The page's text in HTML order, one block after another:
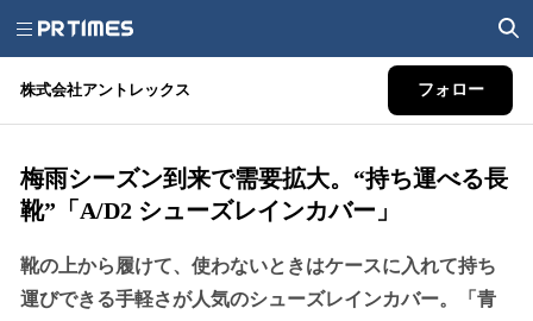
株式会社アントレックス フォロー
梅雨シーズン到来で需要拡大。“持ち運べる長
靴”「A/D2 シューズレインカバー」
靴の上から履けて、使わないときはケースに入れて持ち
運びできる手軽さが人気のシューズレインカバー。「青